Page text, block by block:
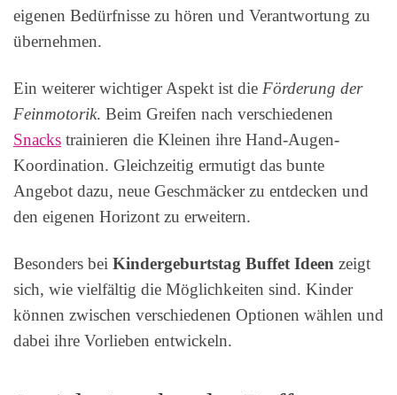
eigenen Bedürfnisse zu hören und Verantwortung zu
übernehmen.
Ein weiterer wichtiger Aspekt ist die Förderung der
Feinmotorik. Beim Greifen nach verschiedenen
Snacks trainieren die Kleinen ihre Hand-Augen-
Koordination. Gleichzeitig ermutigt das bunte
Angebot dazu, neue Geschmäcker zu entdecken und
den eigenen Horizont zu erweitern.
Besonders bei Kindergeburtstag Buffet Ideen zeigt
sich, wie vielfältig die Möglichkeiten sind. Kinder
können zwischen verschiedenen Optionen wählen und
dabei ihre Vorlieben entwickeln.